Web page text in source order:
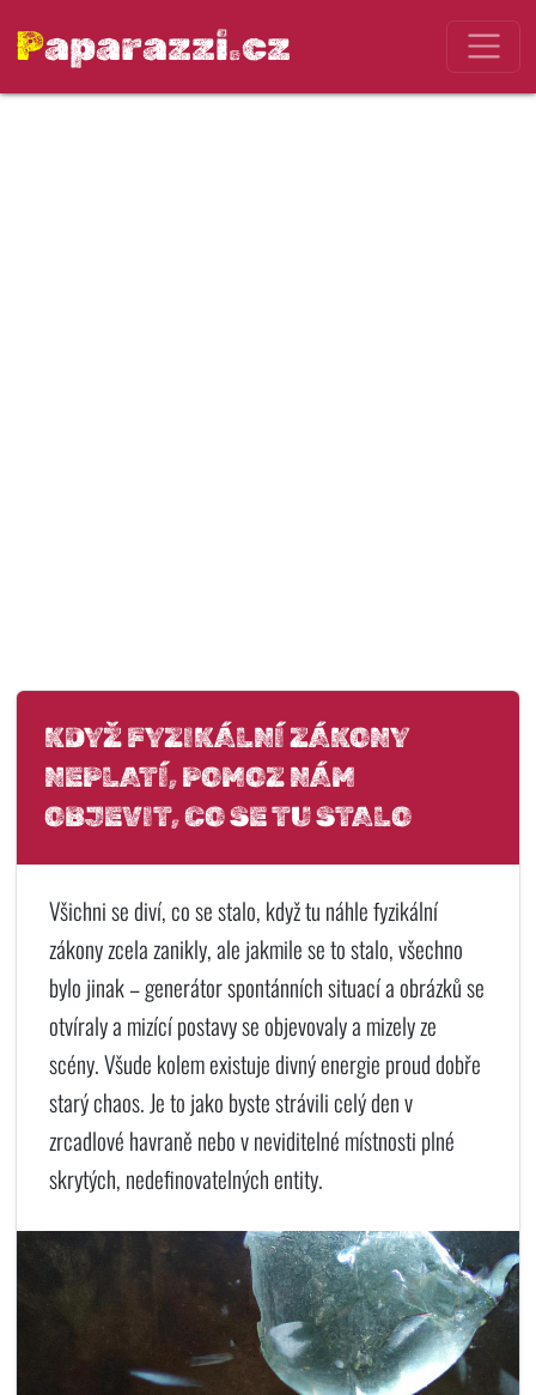
Paparazzi.cz
KDYŽ FYZIKÁLNÍ ZÁKONY
NEPLATÍ, POMOZ NÁM
OBJEVIT, CO SE TU STALO
Všichni se diví, co se stalo, když tu náhle fyzikální
zákony zcela zanikly, ale jakmile se to stalo, všechno
bylo jinak – generátor spontánních situací a obrázků se
otvíraly a mizící postavy se objevovaly a mizely ze
scény. Všude kolem existuje divný energie proud dobře
starý chaos. Je to jako byste strávili celý den v
zrcadlové havraně nebo v neviditelné místnosti plné
skrytých, nedefinovatelných entity.